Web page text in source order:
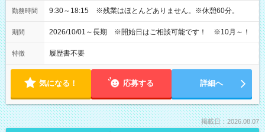
勤務時間 9:30～18:15 ※残業はほとんどありません。※休憩60分。
期間 2026/10/01～長期 ※開始日はご相談可能です！ ※10月～！
特徴 履歴書不要
気になる！ 応募する 詳細へ
掲載日：2026.08.07